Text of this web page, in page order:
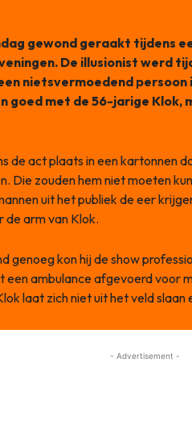
gewond geraakt tijdens
De illusionist werd
nietsvermoedend
goed met de 56-jarige Klok,
de act plaats in een kartonnen
Die zouden hem niet moeten
uit het publiek de eer
de arm van Klok.
genoeg kon hij de show
een ambulance afgevoerd voor
laat zich niet uit het veld slaan
- Advertisement -